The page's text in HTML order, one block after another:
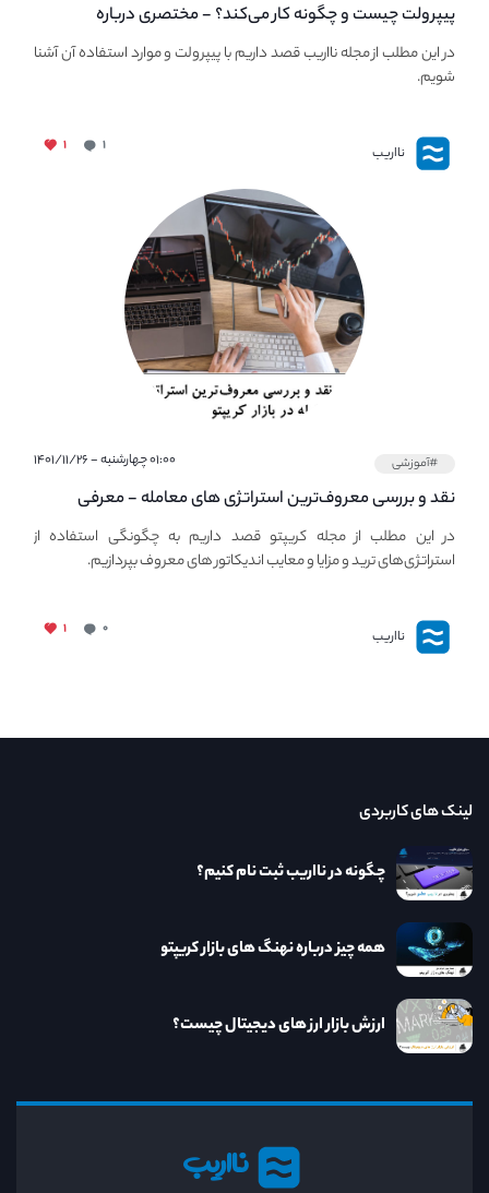
پیپر‌ولت چیست و چگونه کار می‌کند؟ - مختصری درباره
PaperWallet
در این مطلب از مجله نااریب قصد داریم با پیپر‌ولت و موارد استفاده آن آشنا
شویم.
نااریب ۱ ۱
#آموزشی ۰۱:۰۰ چهارشنبه - ۱۴۰۱/۱۱/۲۶
نقد و بررسی معروف‌ترین استراتژی های معامله - معرفی
استراتژی های مهم ترید در بازار کریپتو
در این مطلب از مجله کریپتو قصد داریم به چگونگی استفاده از
استراتژی‌های ترید و مزایا و معایب اندیکاتور های معروف بپردازیم.
نااریب ۰ ۱
نااریب
لینک های کاربردی
چگونه در نااریب ثبت نام کنیم؟
همه چیز درباره نهنگ های بازار کریپتو
ارزش بازار ارز های دیجیتال چیست؟